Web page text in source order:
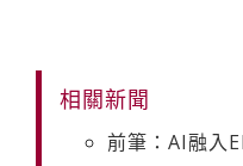
相關新聞
前筆：AI融入